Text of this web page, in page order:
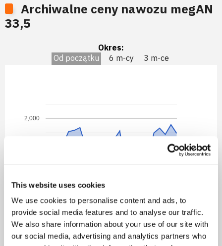
This website uses cookies
We use cookies to personalise content and ads, to
provide social media features and to analyse our traffic.
We also share information about your use of our site with
our social media, advertising and analytics partners who
Archiwalne ceny nawozu megAN
33,5
Okres:
Od początku
6 m-cy 3 m-ce
07.202310.202301.202410.202402.202511.202502.202605.2026
1,400
2,000